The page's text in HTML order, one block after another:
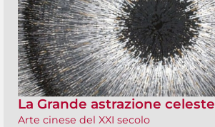
La Grande astrazione celeste
Arte cinese del XXI secolo